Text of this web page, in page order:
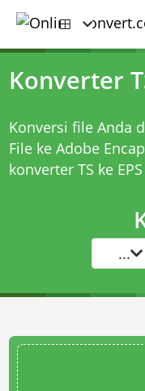
Konverter
Konversi file Anda
File ke Adobe
konverter TS ke EPS
...